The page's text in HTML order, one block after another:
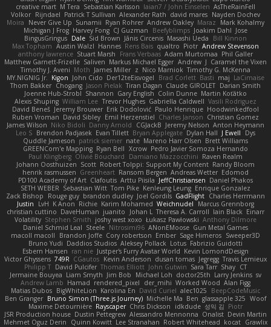
creative mart M Tera Sebastian Karlsson Iaian7 / John Einselen AsTheRainFell
Volkor Rijndael Patrick T Sullivan Alexander Rath david mares Nayden Dochev
Moira
Never Give Up Sunamii Ryan Rohrer Andrew Oakley Maraz
Mark Kohalmy
Michigan J Frog Harvey Fong CJ Guzman Beefyblimps Joakim Dahl Jose
BingusGringus Dale Sid Brown Jānis Circenis Masashi Ueda
Bill Kinnon
Max Topham Austin Walzl Hannes Rens Bais qualtro Piotr Andrew Stevenson
anthony lawrence Stuart Marsh Frans Verbaas Adam Murtomaa Phil Galler
Matthew Garnett-Frizelle Saliven Markus Michael Egger Andrew J Caramel the Vixen
Timothy J. Aveni Moth James Miller z Nico Marniok Timothy G. McKenna
MY.NIGNIG Jr. Kigon John Cido Der12teEisvogel Brad Corlett Basti maj LaCimaise
Thom Bakker Chogang Jason Pielak Tiran Dagan Claude GIROLET Darian Smith
Joenne Hub-Strobl Shannon Gary English Colin Dunne Martin Koťátko
Alexis Shuping William Lee Trevor Hughes Gabriella Caldwell Vasili Rodriguez
David Beneš Jeremy Brouwer Erik Dodolović Paulo Henrique Hoodwinkedfool
Ruben Vroman David Sibley Emil Herzenstiel Charles Janson Christian Gomez
James Wilson Niko Bidoli Danny Arnold CGJackB Jeremy Nelson Anton Heymann
Leo S Brendon Padjasek Evan Tillett Bryan Applegate Dylan Hall J Ewell
Dys
Quddle Jameson patrick siemer nate Mareno Harr Olsen Brett Williams
GREENCom'e Mapping Ryan Bell Xcrow Pedro Javier Somoza Hernando
Paul Klingberg Olivié Bouchard Damiano Mazzocchini Raven Realm
Johann Oosthuizen Scott Robert Tolppi: Support My Content Randy Bloom
henrik rasmussen Greenheart Ransom Bergen Andreas Wetter Edomod
PD100 Academy of Art Clafoutis Arttu Piisila JeffChristiansen Daniel Phakos
SETH WEBER Sebastian Witt Tom Pike Kenleung Leung Enrique Gonzalez
Zack Bishop
Rouge guy brandon dudley Joel Gordils GadFlight Charles Herrmann
Justin
LvH K Anon Richie Karim Mohamed Weichnudel
Marcus Grennborg
christian cuttino DaveHuman juanito Johan L Theresa A. Carroll Iain Black Einarr
Volatility Stephen Smith joshy west xoxo Łukasz Pawłowski Anthony Dilmore
Daniel Schmid Leal Steele Nitrosimi96 ANonEMoose Gun Metal Games
macoll macoll
Brandon Joffe Cory robertson Ember Sage Himeros Sweeper3D
Bruno Yudi Daddios Studios Aleksey Pollack Lotus Fabrizio Guidotti
Esbern Hansen ran nie Justper's Furry Avatar World Kevin LomondDesign
Victor Ghyssens 749R CGautos Kevin Anderson dusan tomas Jegregg Travis Lemieux
Philipp T David Pulcifer Thomas Elliott John Gutwin Sara Tarr Shay CT
Jermaine Bouyea Liam Smyth Jim Bob Michael Loh doctor25th Larry Jenkins sv
Andrew Lamb Hamad rendered_pixel der_mihi Worked Wood Alan Figg
Matias Dubos BigWhiteLion Karolina En David Curiel alec1025
BeepCodeMusic
Ben Granger Bruno Simon (Three.js Journey) Michelle Ma Ben glassapple 325 Woof
Maxime Detournière Rayscaper Chris Dickson idkdude 성익 김 Piotr
JSR Production house Dustin Pettegrew Alessandro Mennonna Onalist Devin Martin
Mehmet Oguz Derin
Quinn Kowitt Lee Stranahan Robert Whitehead kocat Grawlix